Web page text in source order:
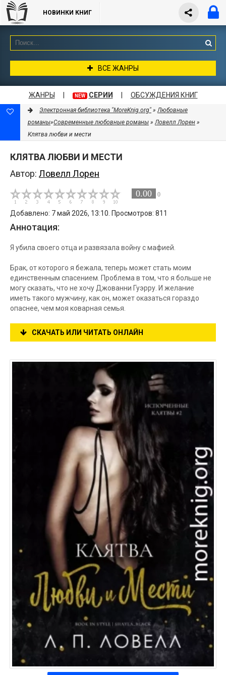
НОВИНКИ КНИГ
ВСЕ ЖАНРЫ
ЖАНРЫ NEW СЕРИИ ОБСУЖДЕНИЯ КНИГ
Электронная библиотека "MoreKnig.org" »Любовные
романы»Современные любовные романы »Ловелл Лорен »
Клятва любви и мести
КЛЯТВА ЛЮБВИ И МЕСТИ
Автор: Ловелл Лорен
0.00 0
Добавлено: 7 май 2026, 13:10. Просмотров: 811
Аннотация:
Я убила своего отца и развязала войну с мафией.
Брак, от которого я бежала, теперь может стать моим
единственным спасением. Проблема в том, что я больше не
могу сказать, что не хочу Джованни Гуэрру. И желание
иметь такого мужчину, как он, может оказаться гораздо
опаснее, чем моя коварная семья.
СКАЧАТЬ ИЛИ ЧИТАТЬ ОНЛАЙН